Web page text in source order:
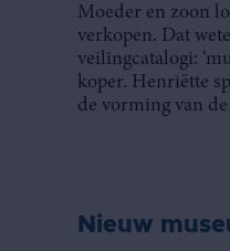
Moeder en zoon
verkopen. Dat
veilingcatalogi:
koper. Henriëtte
de vorming van
Nieuw